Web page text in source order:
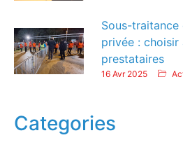
Sous-traitance
privée : choisir
prestataires
16 Avr 2025
Categories